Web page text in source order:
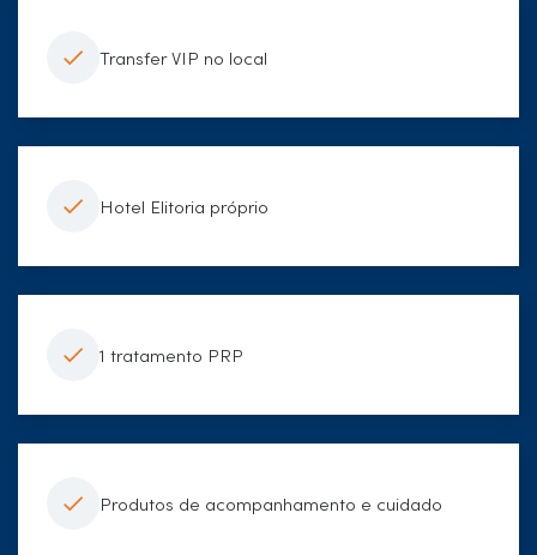
Transfer VIP no local
Hotel Elitoria próprio
1 tratamento PRP
Produtos de acompanhamento e cuidado